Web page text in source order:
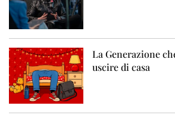
La Generazione
uscire di casa